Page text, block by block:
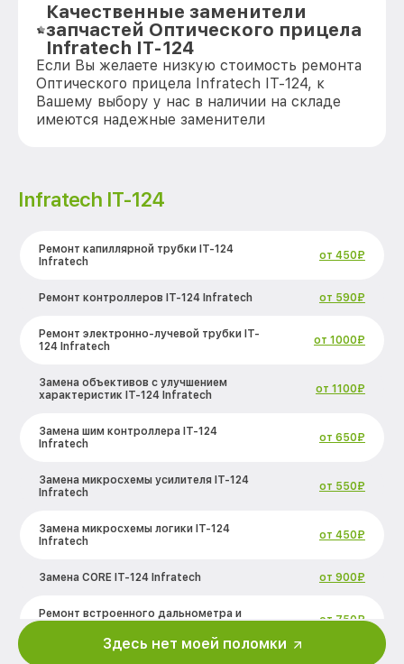
Качественные заменители
запчастей Оптического прицела
Infratech IT-124
Если Вы желаете низкую стоимость ремонта
Оптического прицела Infratech IT-124, к
Вашему выбору у нас в наличии на складе
имеются надежные заменители
Infratech IT-124
Ремонт капиллярной трубки IT-124
Infratech
от 450₽
Ремонт контроллеров IT-124 Infratech от 590₽
Ремонт электронно-лучевой трубки IT-
124 Infratech
от 1000₽
Замена объективов с улучшением
характеристик IT-124 Infratech
от 1100₽
Замена шим контроллера IT-124
Infratech
от 650₽
Замена микросхемы усилителя IT-124
Infratech
от 550₽
Замена микросхемы логики IT-124
Infratech
от 450₽
Замена CORE IT-124 Infratech от 900₽
Ремонт встроенного дальнометра и
от 750₽
Здесь нет моей поломки